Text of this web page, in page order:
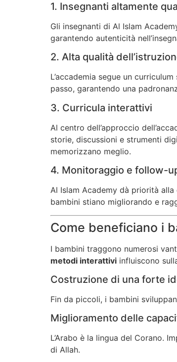
1. Insegnanti altamente
Gli insegnanti di Al Islam
garantendo autenticità
2. Alta qualità
L’accademia segue un
passo, garantendo una
3. Curricula interattivi
Al centro dell’approccio
storie, discussioni e strumenti
memorizzano meglio.
4. Monitoraggio e follow-
Al Islam Academy dà priorità
bambini stiano migliorando e
Come beneficiano i
I bambini traggono numerosi
metodi interattivi influiscono
Costruzione di una forte
Fin da piccoli, i bambini
Miglioramento delle
L’Arabo è la lingua del Corano.
di Allah.